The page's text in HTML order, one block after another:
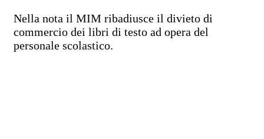
Nella nota il MIM ribadiusce il divieto di
commercio dei libri di testo ad opera del
personale scolastico.